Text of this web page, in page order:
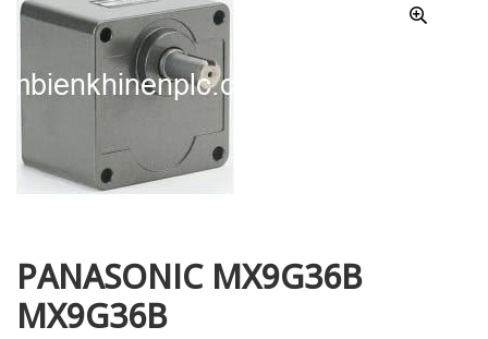
PANASONIC MX9G36B
MX9G36B